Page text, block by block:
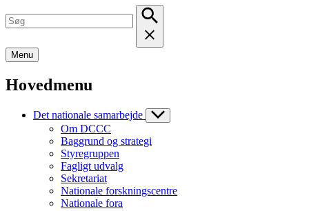
Menu
Hovedmenu
Det nationale samarbejde
Om DCCC
Baggrund og strategi
Styregruppen
Fagligt udvalg
Sekretariat
Nationale forskningscentre
Nationale fora